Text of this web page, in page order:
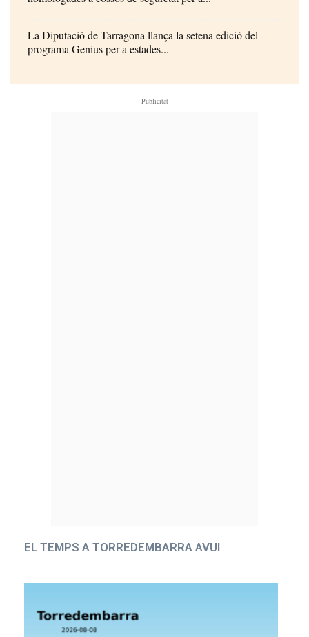
La Diputació de Tarragona llança la setena edició del
programa Genius per a estades...
- Publicitat -
EL TEMPS A TORREDEMBARRA AVUI